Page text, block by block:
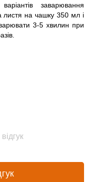
заварювання
листя на чашку 350 мл і
3-5 хвилин при